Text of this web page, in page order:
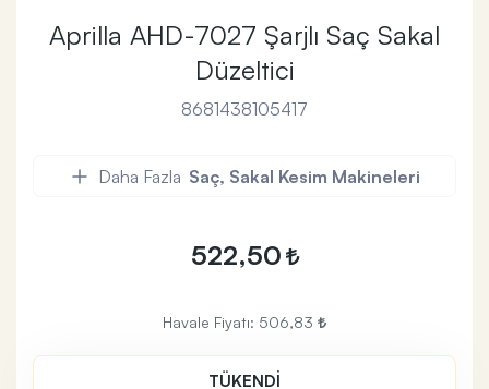
Aprilla AHD-7027 Şarjlı Saç Sakal
Düzeltici
8681438105417
Daha Fazla Saç, Sakal Kesim Makineleri
522,50
Havale Fiyatı: 506,83
TÜKENDİ